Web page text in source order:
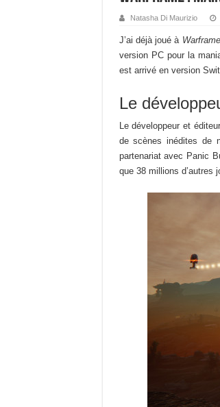
Natasha Di Maurizio
J’ai déjà joué à Warframe
version PC pour la
est arrivé en version
Le
Le développeur et
de scènes inédites de
partenariat avec Panic
que 38 millions d’autres